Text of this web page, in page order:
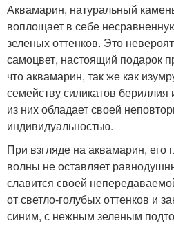
Аквамарин, натуральный
воплощает в себе
зеленых оттенков. Это
самоцвет, настоящий подарок
что аквамарин, так же как
семейству силикатов
из них обладает своей
индивидуальностью.
При взгляде на аквамарин, его
волны не оставляет
славится своей
от светло-голубых оттенков и
синим, с нежным зеленым